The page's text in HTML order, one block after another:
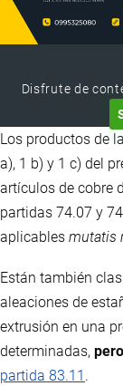
Disfrute de
Los productos de
a), 1 b) y 1 c) del
artículos de cobre
partidas 74.07 y
aplicables mutatis
Están también
aleaciones de
extrusión en una
determinadas,
partida 83.11 .